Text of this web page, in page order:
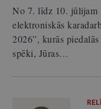
No 7. līdz 10. jūlijam
elektroniskās
2026”, kurās
spēki, Jūras…